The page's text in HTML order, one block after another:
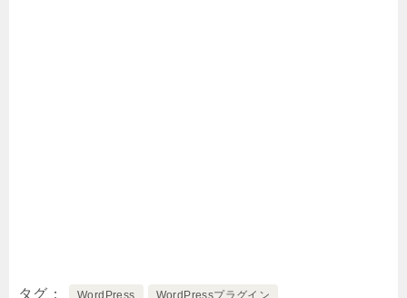
タグ WordPress WordPressプラグイン